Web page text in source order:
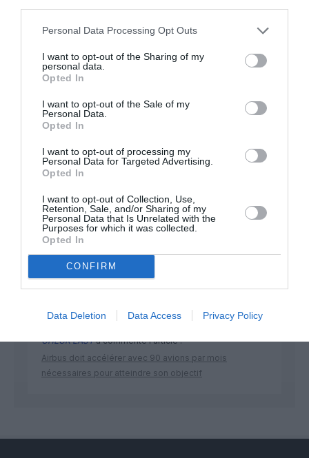
Personal Data Processing Opt Outs
I want to opt-out of the Sharing of my
personal data.
Opted In
I want to opt-out of the Sale of my
Personal Data.
Opted In
I want to opt-out of processing my
Personal Data for Targeted Advertising.
Opted In
I want to opt-out of Collection, Use,
Retention, Sale, and/or Sharing of my
Personal Data that Is Unrelated with the
Purposes for which it was collected.
Opted In
CONFIRM
Data Deletion Data Access Privacy Policy
Appel aux lecteurs !
Soutenez Air Journal participez
DERNIERS COMMENTAIRES
Biznessa commenté l'article :
Pointe‑à‑Pitre – Panama City : Air France ouvre un pont
aérien vers l’Amérique latine
CHECK LASTa commenté l'article :
Airbus doit accélérer avec 90 avions par mois
nécessaires pour atteindre son objectif